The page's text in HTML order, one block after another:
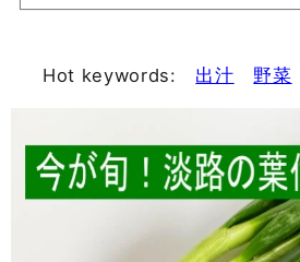
Hot keywords: 出汁 野菜